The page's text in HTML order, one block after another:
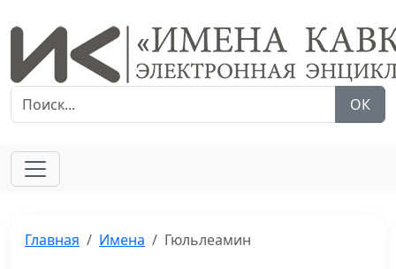
ОК
Главная Имена Гюльлеамин